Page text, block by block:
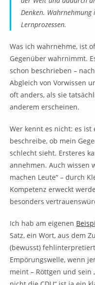
Denken.
Lernprozessen.
Was ich wahrnehme, ist
Gegenüber wahrnimmt.
schon beschrieben –
Abgleich von Vorwissen
oft anders, als sie
anderem erscheinen.
Wer kennt es nicht: es ist
beschreibe, ob mein
schlecht sieht. Ersteres
annehmen. Auch wissen
machen Leute“ – durch
Kompetenz erweckt
besonders
Ich hab am eigenen
Satz, ein Wort, aus dem
(bewusst)
Empörungswelle, wenn
meint – Röttgen und